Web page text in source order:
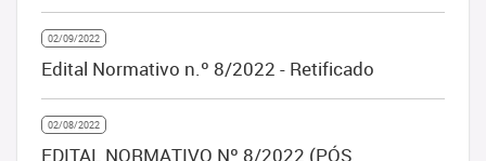
02/09/2022
Edital Normativo n.º 8/2022 - Retificado
02/08/2022
EDITAL NORMATIVO Nº 8/2022 (PÓS